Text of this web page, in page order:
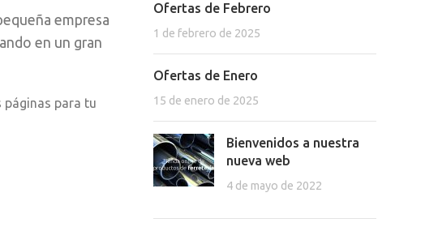
empresa
en un gran
páginas para tu
Ofertas de Febrero
1 de febrero de 2025
Ofertas de Enero
15 de enero de 2025
Bienvenidos a nuestra
nueva web
4 de mayo de 2022